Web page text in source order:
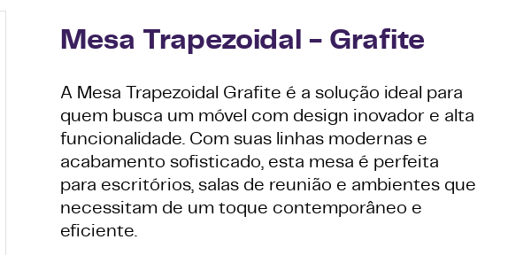
Mesa Trapezoidal - Grafite
A Mesa Trapezoidal Grafite é a solução ideal para
quem busca um móvel com design inovador e alta
funcionalidade. Com suas linhas modernas e
acabamento sofisticado, esta mesa é perfeita
para escritórios, salas de reunião e ambientes que
necessitam de um toque contemporâneo e
eficiente.